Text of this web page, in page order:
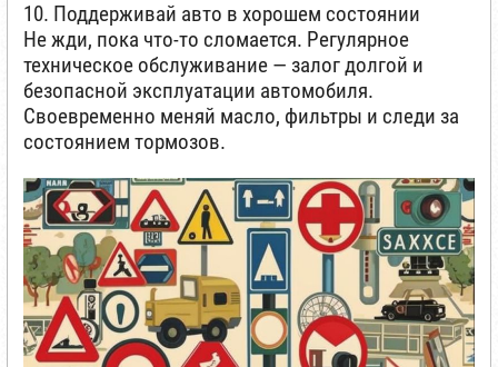
10. Поддерживай авто в хорошем состоянии
Не жди, пока что-то сломается. Регулярное
техническое обслуживание — залог долгой и
безопасной эксплуатации автомобиля.
Своевременно меняй масло, фильтры и следи за
состоянием тормозов.